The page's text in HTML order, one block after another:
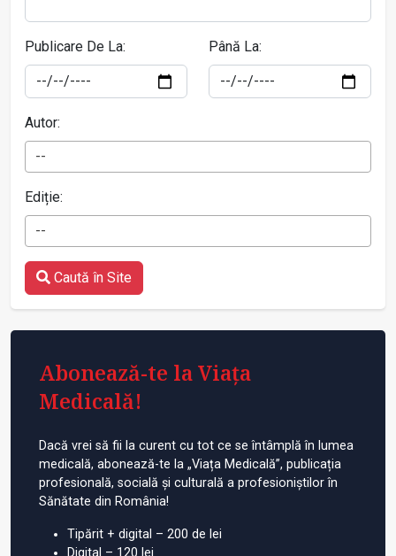
Publicare De La: Până La:
Autor:
--
Ediție:
--
Caută în Site
Abonează-te la Viața
Medicală!
Dacă vrei să fii la curent cu tot ce se întâmplă în lumea
medicală, abonează-te la „Viața Medicală”, publicația
profesională, socială și culturală a profesioniștilor în
Sănătate din România!
Tipărit + digital – 200 de lei